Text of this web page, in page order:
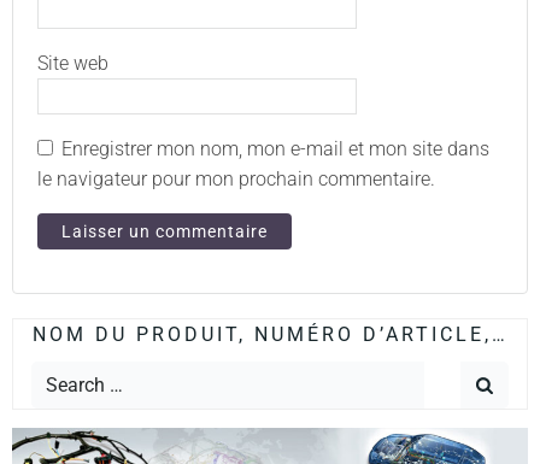
Site web
Enregistrer mon nom, mon e-mail et mon site dans
le navigateur pour mon prochain commentaire.
NOM DU PRODUIT, NUMÉRO D’ARTICLE,…